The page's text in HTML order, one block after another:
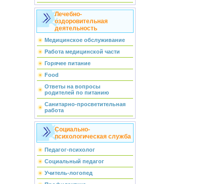
Лечебно-
оздоровительная
деятельность
Медицинское обслуживание
Работа медицинской части
Горячее питание
Food
Ответы на вопросы
родителей по питанию
Санитарно-просветительная
работа
Социально-
психологическая служба
Педагог-психолог
Социальный педагог
Учитель-логопед